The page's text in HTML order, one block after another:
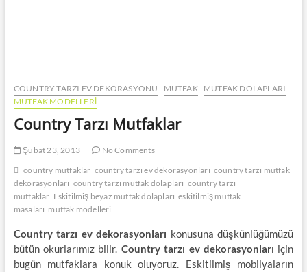
COUNTRY TARZI EV DEKORASYONU MUTFAK
MUTFAK DOLAPLARI
MUTFAK MODELLERI
Country Tarzı Mutfaklar
Şubat 23, 2013
No Comments
country mutfaklar country tarzı ev dekorasyonları country tarzı mutfak
dekorasyonları country tarzı mutfak dolapları country tarzı
mutfaklar Eskitilmiş beyaz mutfak dolapları eskitilmiş mutfak
masaları mutfak modelleri
Country tarzı ev dekorasyonları konusuna düşkünlüğümüzü
bütün okurlarımız bilir. Country tarzı ev dekorasyonları için
bugün mutfaklara konuk oluyoruz. Eskitilmiş mobilyaların